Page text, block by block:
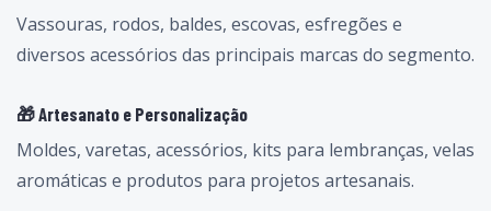
Vassouras, rodos, baldes, escovas, esfregões e
diversos acessórios das principais marcas do segmento.
🎁 Artesanato e Personalização
Moldes, varetas, acessórios, kits para lembranças, velas
aromáticas e produtos para projetos artesanais.